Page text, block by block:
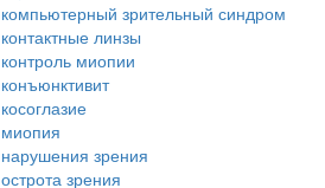
компьютерный зрительный синдром
контактные линзы
контроль миопии
конъюнктивит
косоглазие
миопия
нарушения зрения
острота зрения